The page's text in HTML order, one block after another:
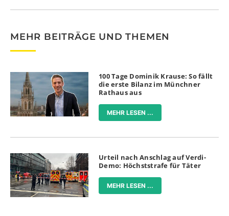
MEHR BEITRÄGE UND THEMEN
100 Tage Dominik Krause: So fällt
die erste Bilanz im Münchner
Rathaus aus
MEHR LESEN ...
Urteil nach Anschlag auf Verdi-
Demo: Höchststrafe für Täter
MEHR LESEN ...